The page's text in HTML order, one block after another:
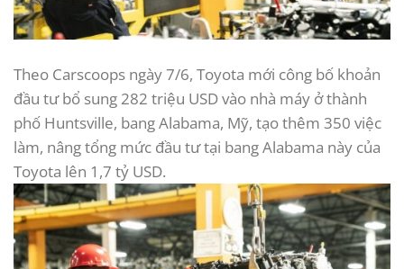
Theo Carscoops ngày 7/6, Toyota mới công bố khoản
đầu tư bổ sung 282 triệu USD vào nhà máy ở thành
phố Huntsville, bang Alabama, Mỹ, tạo thêm 350 việc
làm, nâng tổng mức đầu tư tại bang Alabama này của
Toyota lên 1,7 tỷ USD.